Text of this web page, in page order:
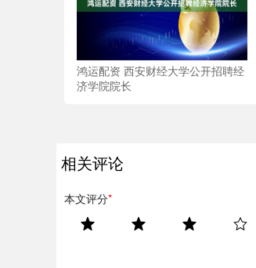
鸿运配资 西安财经大学公开招聘经
济学院院长
相关评论
本文评分*